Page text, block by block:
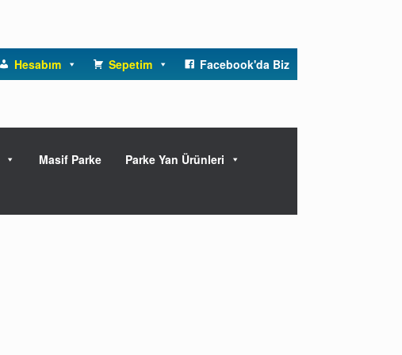
Hesabım Sepetim Facebook'da Biz
Masif Parke
Parke Yan Ürünleri